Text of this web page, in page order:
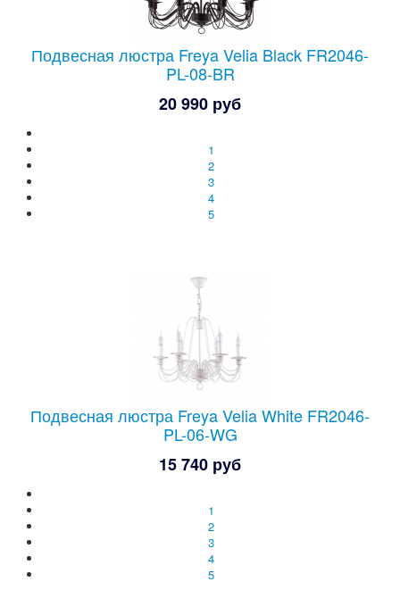
Подвесная люстра Freya Velia Black FR2046-
PL-08-BR
20 990 руб
1
2
3
4
5
Подвесная люстра Freya Velia White FR2046-
PL-06-WG
15 740 руб
1
2
3
4
5